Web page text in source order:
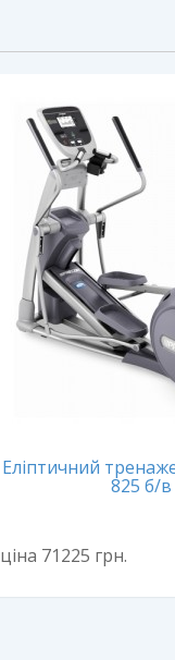
Еліптичний
825 б/в
ціна 71225 грн.